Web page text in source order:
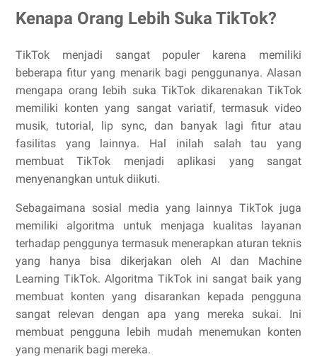
Kenapa Orang Lebih Suka TikTok?
TikTok menjadi sangat populer karena memiliki
beberapa fitur yang menarik bagi penggunanya. Alasan
mengapa orang lebih suka TikTok dikarenakan TikTok
memiliki konten yang sangat variatif, termasuk video
musik, tutorial, lip sync, dan banyak lagi fitur atau
fasilitas yang lainnya. Hal inilah salah tau yang
membuat TikTok menjadi aplikasi yang sangat
menyenangkan untuk diikuti.
Sebagaimana sosial media yang lainnya TikTok juga
memiliki algoritma untuk menjaga kualitas layanan
terhadap penggunya termasuk menerapkan aturan teknis
yang hanya bisa dikerjakan oleh AI dan Machine
Learning TikTok. Algoritma TikTok ini sangat baik yang
membuat konten yang disarankan kepada pengguna
sangat relevan dengan apa yang mereka sukai. Ini
membuat pengguna lebih mudah menemukan konten
yang menarik bagi mereka.